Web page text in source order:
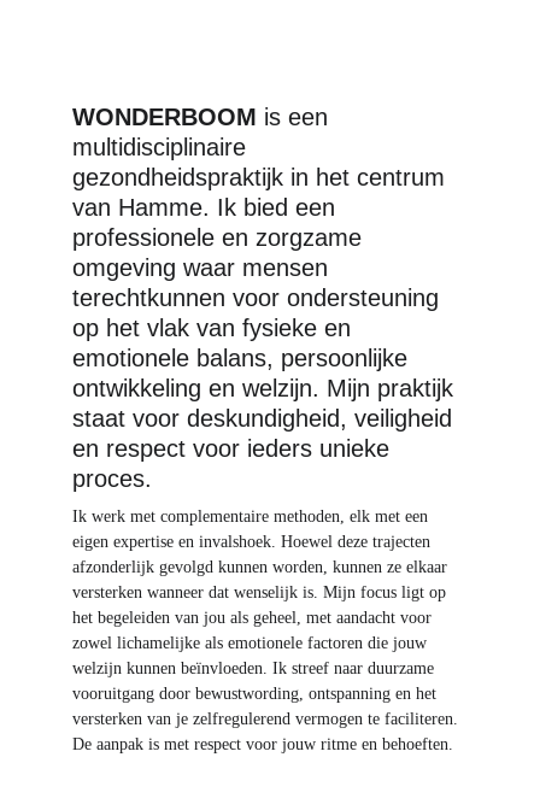
WONDERBOOM is een
multidisciplinaire
gezondheidspraktijk in het centrum
van Hamme. Ik bied een
professionele en zorgzame
omgeving waar mensen
terechtkunnen voor ondersteuning
op het vlak van fysieke en
emotionele balans, persoonlijke
ontwikkeling en welzijn. Mijn praktijk
staat voor deskundigheid, veiligheid
en respect voor ieders unieke
proces.
Ik werk met complementaire methoden, elk met een
eigen expertise en invalshoek. Hoewel deze trajecten
afzonderlijk gevolgd kunnen worden, kunnen ze elkaar
versterken wanneer dat wenselijk is. Mijn focus ligt op
het begeleiden van jou als geheel, met aandacht voor
zowel lichamelijke als emotionele factoren die jouw
welzijn kunnen beïnvloeden. Ik streef naar duurzame
vooruitgang door bewustwording, ontspanning en het
versterken van je zelfregulerend vermogen te faciliteren.
De aanpak is met respect voor jouw ritme en behoeften.